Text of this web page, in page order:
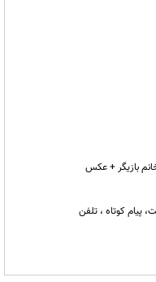
بازیگر + عکس
پیام کوتاه ، تلفن